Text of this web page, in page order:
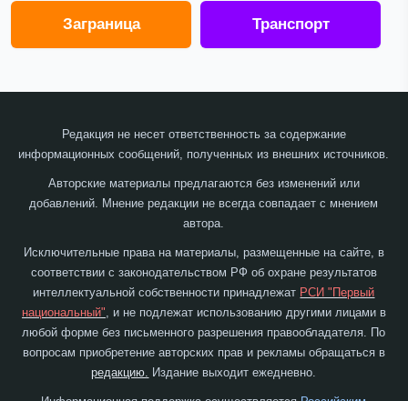
Заграница Транспорт
Редакция не несет ответственность за содержание
информационных сообщений, полученных из внешних источников.
Авторские материалы предлагаются без изменений или
добавлений. Мнение редакции не всегда совпадает с мнением
автора.
Исключительные права на материалы, размещенные на сайте, в
соответствии с законодательством РФ об охране результатов
интеллектуальной собственности принадлежат РСИ "Первый
национальный" , и не подлежат использованию другими лицами в
любой форме без письменного разрешения правообладателя. По
вопросам приобретение авторских прав и рекламы обращаться в
редакцию.
Издание выходит ежедневно.